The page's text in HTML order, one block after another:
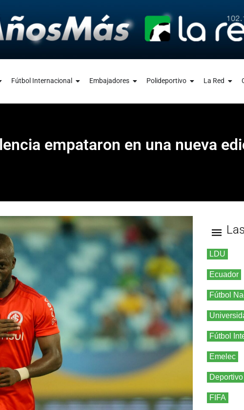
Fútbol Internacional Embajadores Polideportivo La Red
empataron en una nueva
LDU
Ecuador
Fútbol
Fútbol
Emelec
FIFA